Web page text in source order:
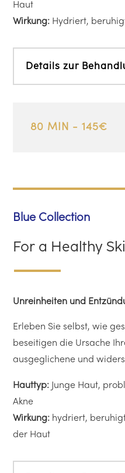
Haut
Wirkung: Hydriert,
Details zur
80 MIN - 145€
Blue Collection
For a Healthy
Unreinheiten und
Erleben Sie selbst, wie
beseitigen die Ursache
ausgeglichene und
Hauttyp: Junge Haut,
Akne
Wirkung: hydriert,
der Haut